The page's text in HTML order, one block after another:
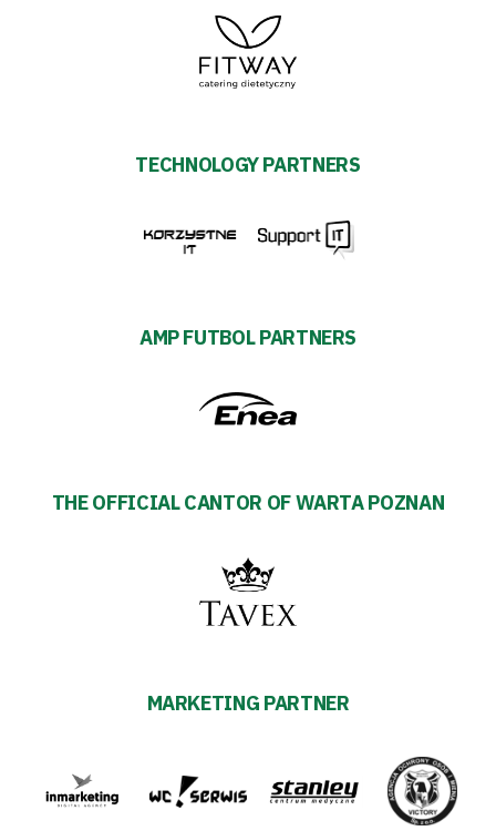
TECHNOLOGY PARTNERS
AMP FUTBOL PARTNERS
THE OFFICIAL CANTOR OF WARTA POZNAN
MARKETING PARTNER